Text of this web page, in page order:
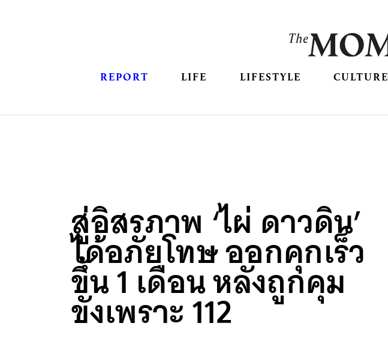
REPORT LIFE LIFESTYLE CULTURE
สู่อิสรภาพ ‘ไผ่ ดาวดิน’
ได้อภัยโทษ ออกคุกเร็ว
ขึ้น 1 เดือน หลังถูกคุม
ขังเพราะ 112